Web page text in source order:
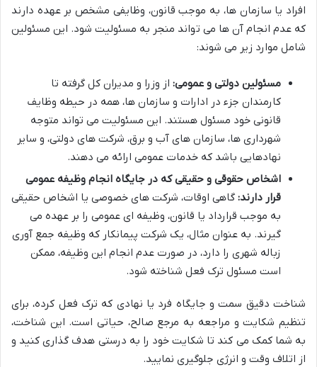
افراد یا سازمان ها، به موجب قانون، وظایفی مشخص بر عهده دارند
که عدم انجام آن ها می تواند منجر به مسئولیت شود. این مسئولین
شامل موارد زیر می شوند:
مسئولین دولتی و عمومی: از وزرا و مدیران کل گرفته تا
کارمندان جزء در ادارات و سازمان ها، همه در حیطه وظایف
قانونی خود مسئول هستند. این مسئولیت می تواند متوجه
شهرداری ها، سازمان های آب و برق، شرکت های دولتی، و سایر
نهادهایی باشد که خدمات عمومی ارائه می دهند.
اشخاص حقوقی و حقیقی که در جایگاه انجام وظیفه عمومی
قرار دارند: گاهی اوقات، شرکت های خصوصی یا اشخاص حقیقی
به موجب قرارداد یا قانون، وظیفه ای عمومی را بر عهده می
گیرند. به عنوان مثال، یک شرکت پیمانکار که وظیفه جمع آوری
زباله شهری را دارد، در صورت عدم انجام این وظیفه، ممکن
است مسئول ترک فعل شناخته شود.
شناخت دقیق سمت و جایگاه فرد یا نهادی که ترک فعل کرده، برای
تنظیم شکایت و مراجعه به مرجع صالح، حیاتی است. این شناخت،
به شما کمک می کند تا شکایت خود را به درستی هدف گذاری کنید و
از اتلاف وقت و انرژی جلوگیری نمایید.